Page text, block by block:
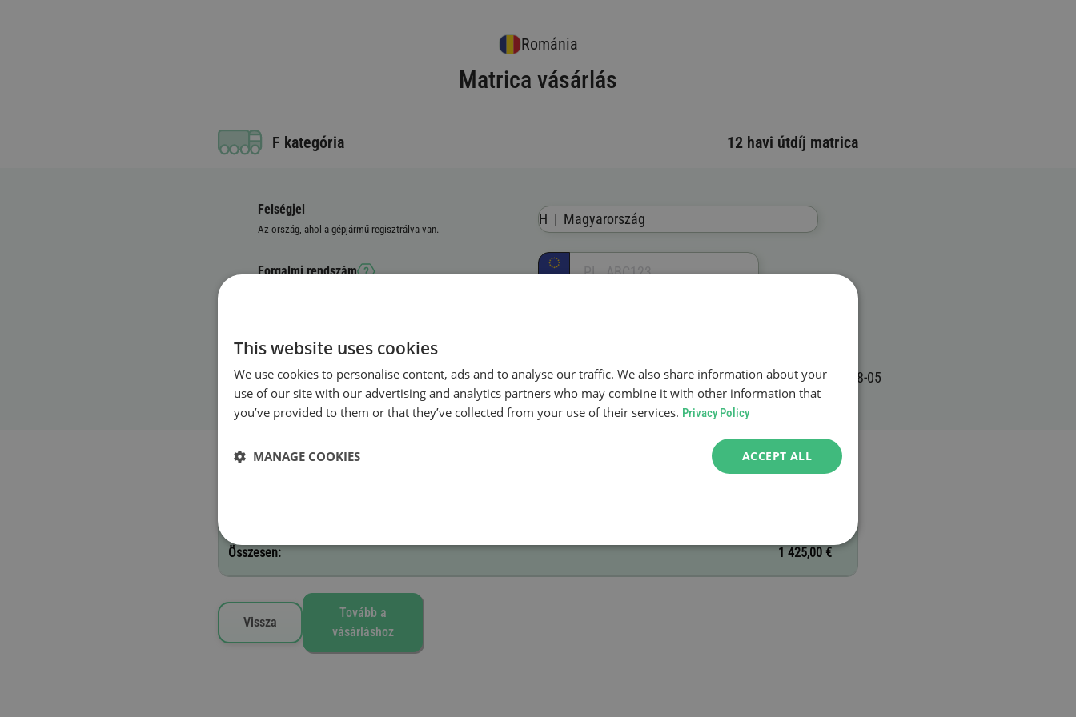
Románia
Matrica vásárlás
F kategória 12 havi útdíj matrica
Felségjel
Az ország, ahol a gépjármű regisztrálva van.
H | Magyarország
Forgalmi rendszám
Érvényesség kezdete
Kiválasztott útdíj matricák
Összesen: 1 425,00 €
Vissza
Tovább a
vásárláshoz
This website uses cookies
We use cookies to personalise content, ads and to analyse our traffic. We also share information about your
use of our site with our advertising and analytics partners who may combine it with other information that
you’ve provided to them or that they’ve collected from your use of their services. Privacy Policy
ACCEPT ALL
MANAGE COOKIES